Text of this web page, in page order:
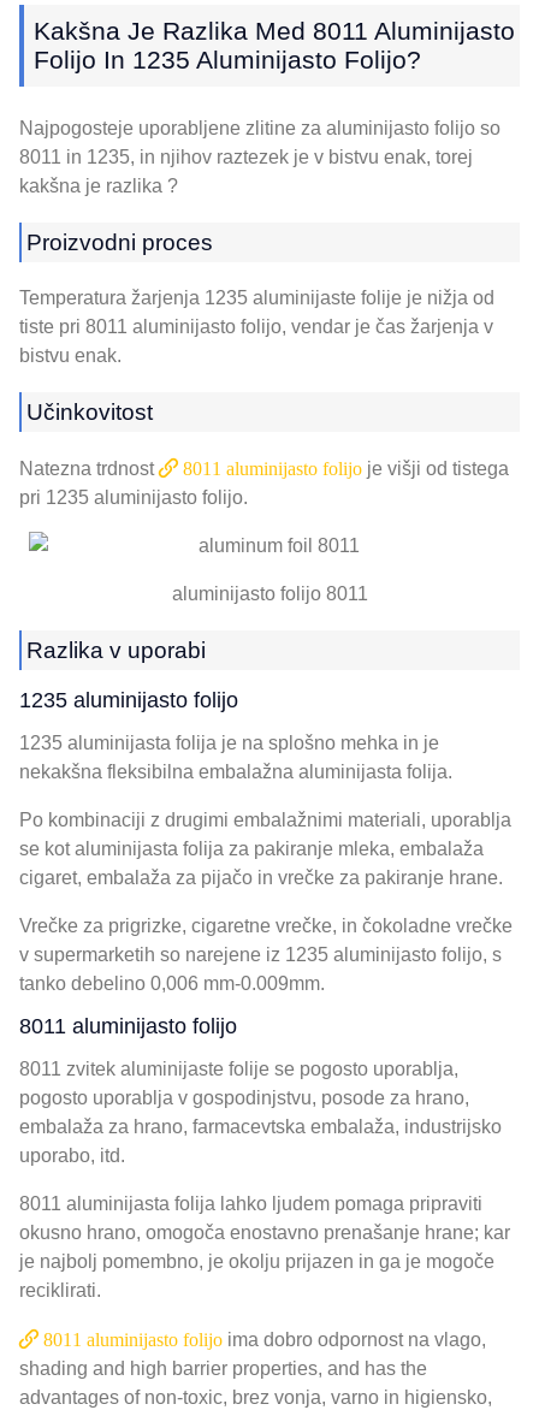
Kakšna Je Razlika Med 8011 Aluminijasto
Folijo In 1235 Aluminijasto Folijo?
Najpogosteje uporabljene zlitine za aluminijasto folijo so
8011 in 1235, in njihov raztezek je v bistvu enak, torej
kakšna je razlika ?
Proizvodni proces
Temperatura žarjenja 1235 aluminijaste folije je nižja od
tiste pri 8011 aluminijasto folijo, vendar je čas žarjenja v
bistvu enak.
Učinkovitost
Natezna trdnost 8011 aluminijasto folijo je višji od tistega
pri 1235 aluminijasto folijo.
aluminijasto folijo 8011
Razlika v uporabi
1235 aluminijasto folijo
1235 aluminijasta folija je na splošno mehka in je
nekakšna fleksibilna embalažna aluminijasta folija.
Po kombinaciji z drugimi embalažnimi materiali, uporablja
se kot aluminijasta folija za pakiranje mleka, embalaža
cigaret, embalaža za pijačo in vrečke za pakiranje hrane.
Vrečke za prigrizke, cigaretne vrečke, in čokoladne vrečke
v supermarketih so narejene iz 1235 aluminijasto folijo, s
tanko debelino 0,006 mm-0.009mm.
8011 aluminijasto folijo
8011 zvitek aluminijaste folije se pogosto uporablja,
pogosto uporablja v gospodinjstvu, posode za hrano,
embalaža za hrano, farmacevtska embalaža, industrijsko
uporabo, itd.
8011 aluminijasta folija lahko ljudem pomaga pripraviti
okusno hrano, omogoča enostavno prenašanje hrane; kar
je najbolj pomembno, je okolju prijazen in ga je mogoče
reciklirati.
8011 aluminijasto folijo ima dobro odpornost na vlago,
shading and high barrier properties, and has the
advantages of non-toxic, brez vonja, varno in higiensko,